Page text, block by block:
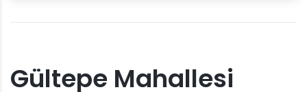
Gültepe Mahallesi